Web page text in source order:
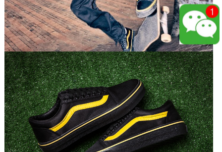
Vans Wtaps x Vans Syndicat...
Vans Wtaps x Vans Syndicate SK8-Mid 辛迪加
系列硫化中帮板鞋 深蓝蜘蛛网2015 年是 Vans
Syn...
2018-09-01
精仿鞋 Vans The North Face...
早在两年前，The North Face 就和 VANS 展开
过联名，不过最近我们为大家也曝光了这两个品
牌全新联...
2019-08-16